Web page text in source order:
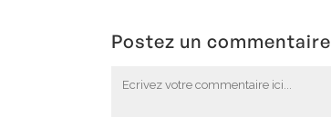
Postez un commentaire